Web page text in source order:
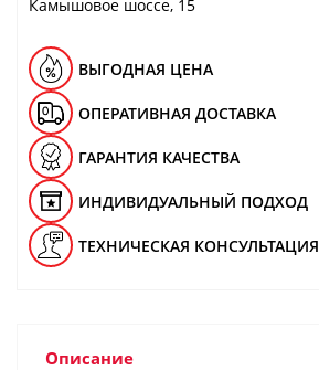
Камышовое шоссе, 15
ВЫГОДНАЯ ЦЕНА
ОПЕРАТИВНАЯ ДОСТАВКА
ГАРАНТИЯ КАЧЕСТВА
ИНДИВИДУАЛЬНЫЙ ПОДХОД
ТЕХНИЧЕСКАЯ КОНСУЛЬТАЦИЯ
Описание